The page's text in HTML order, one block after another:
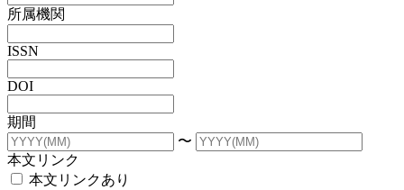
所属機関
ISSN
DOI
期間
〜
本文リンク
本文リンクあり